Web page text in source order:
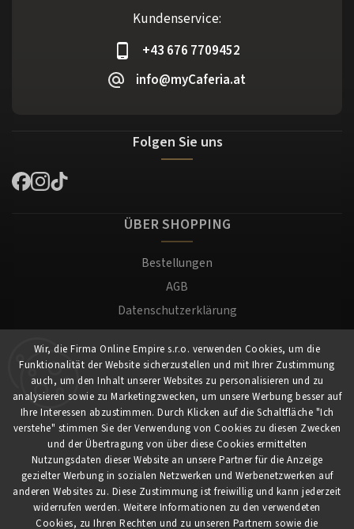
Wir, die Firma Online Empire s.r.o. verwenden Cookies, um die
Funktionalität der Website sicherzustellen und mit Ihrer Zustimmung
auch, um den Inhalt unserer Websites zu personalisieren und zu
analysieren sowie zu Marketingzwecken, um unsere Werbung besser auf
Ihre Interessen abzustimmen. Durch Klicken auf die Schaltfläche "Ich
verstehe" stimmen Sie der Verwendung von Cookies zu diesen Zwecken
und der Übertragung von über diese Cookies ermittelten
Nutzungsdaten dieser Website an unsere Partner für die Anzeige
gezielter Werbung in sozialen Netzwerken und Werbenetzwerken auf
anderen Websites zu. Diese Zustimmung ist freiwillig und kann jederzeit
widerrufen werden. Weitere Informationen zu den verwendeten
Cookies, zu Ihren Rechten und zu unseren Partnern sowie die
Kundenservice:
+43 676 7709452
info@myCaferia.at
Folgen Sie uns
ÜBER SHOPPING
Bestellungen
AGB
Datenschutzerklärung
Versand und Zahlung
Warenrücksendung
Impressum
Für Kunden
Mein Konto
Registrierung
Anmeldung